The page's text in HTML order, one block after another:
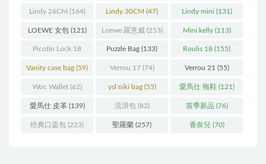
Lindy 26CM (164) Lindy 30CM (47) Lindy mini (131)
LOEWE 女包(121) Loewe 羅意威(253) Mini kelly(113)
Picotin Lock 18
(202)
Puzzle Bag (133) Roulis 18 (155)
Vanity case bag (59) Verrou 17(74) Verrou 21 (55)
Woc Wallet(62) ysl niki bag(55) 愛馬仕 拖鞋(121)
愛馬仕 皮革(139) 流浪包(82) 當季新品 (76)
经典口盖包 (223) 聖羅蘭 (257) 香奈兒 (70)